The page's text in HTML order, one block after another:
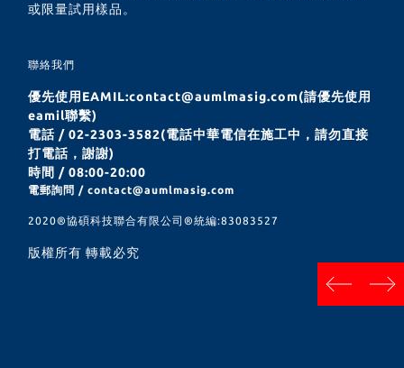
或限量試用樣品。
聯絡我們
優先使用EAMIL:contact@aumlmasig.com(請優先使用
eamil聯繫)
電話 / 02-2303-3582(電話中華電信在施工中，請勿直接
打電話，謝謝)
時間 / 08:00-20:00
電郵詢問 / contact@aumlmasig.com
2020®︎協碩科技聯合有限公司®︎統編:83083527
版權所有 轉載必究
prev next